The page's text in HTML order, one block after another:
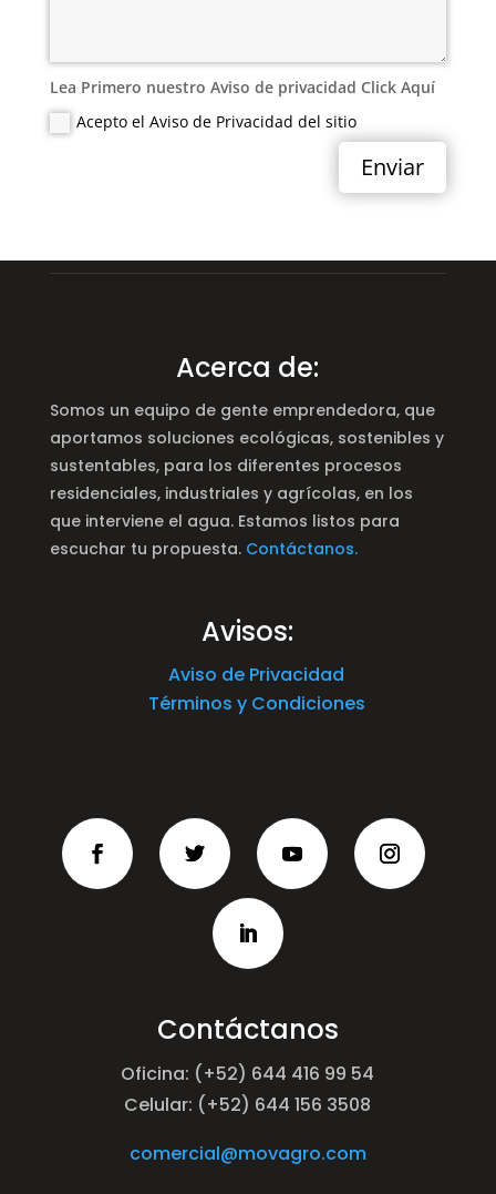
Lea Primero nuestro Aviso de privacidad Click Aquí
Acepto el Aviso de Privacidad del sitio
Enviar
Acerca de:
Somos un equipo de gente emprendedora, que
aportamos soluciones ecológicas, sostenibles y
sustentables, para los diferentes procesos
residenciales, industriales y agrícolas, en los
que interviene el agua. Estamos listos para
escuchar tu propuesta. Contáctanos.
Avisos:
Aviso de Privacidad
Términos y Condiciones
Contáctanos
Oficina: (+52) 644 416 99 54
Celular: (+52) 644 156 3508
comercial@movagro.com